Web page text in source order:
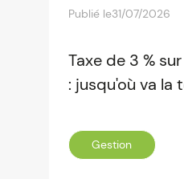
Publié le31/07/2026
Taxe de 3 %
: jusqu'où va la
Gestion